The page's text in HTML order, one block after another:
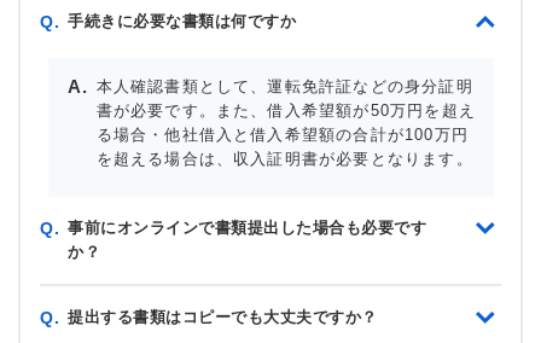
Q. 手続きに必要な書類は何ですか
本人確認書類として、運転免許証などの身分証明
書が必要です。また、借入希望額が50万円を超え
る場合・他社借入と借入希望額の合計が100万円
を超える場合は、収入証明書が必要となります。
Q. 事前にオンラインで書類提出した場合も必要です
か？
Q. 提出する書類はコピーでも大丈夫ですか？